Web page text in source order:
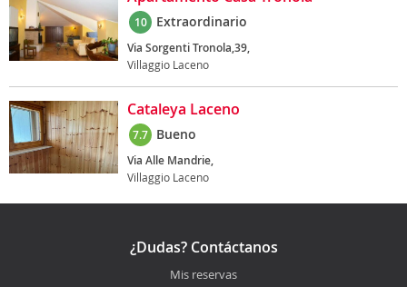
10 Extraordinario
Via Sorgenti Tronola,39,
Villaggio Laceno
Cataleya Laceno
7.7 Bueno
Via Alle Mandrie,
Villaggio Laceno
¿Dudas? Contáctanos
Mis reservas